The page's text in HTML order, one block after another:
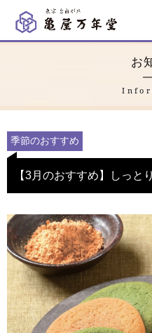
お
季節のおすすめ
【3月のおすすめ】しっと